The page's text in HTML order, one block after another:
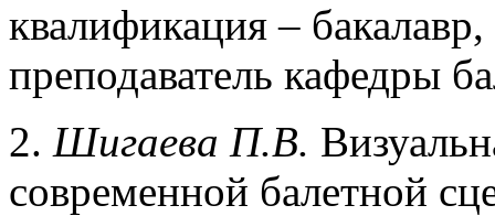
квалификация –
преподаватель кафедры
2. Шигаева П.В.
современной балетной